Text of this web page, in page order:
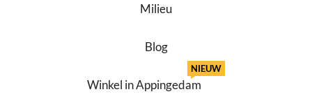
Milieu
Blog
Winkel in Appingedam
NIEUW